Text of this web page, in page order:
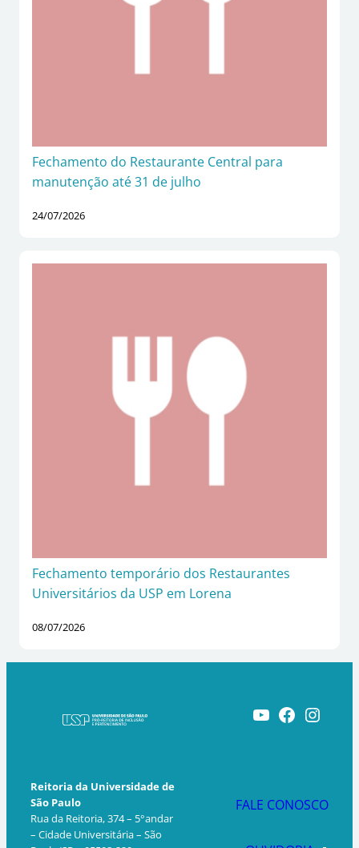
Fechamento do Restaurante Central para
manutenção até 31 de julho
24/07/2026
Fechamento temporário dos Restaurantes
Universitários da USP em Lorena
08/07/2026
Youtube Facebook Instagram
Reitoria da Universidade de
São Paulo
Rua da Reitoria, 374 – 5°andar
– Cidade Universitária – São
FALE CONOSCO